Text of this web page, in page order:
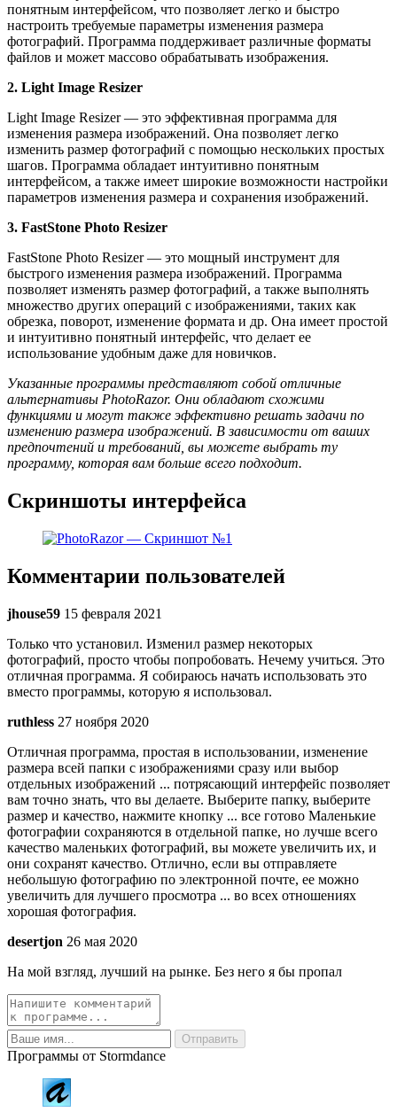
понятным интерфейсом, что позволяет легко и быстро
настроить требуемые параметры изменения размера
фотографий. Программа поддерживает различные форматы
файлов и может массово обрабатывать изображения.
2. Light Image Resizer
Light Image Resizer — это эффективная программа для
изменения размера изображений. Она позволяет легко
изменить размер фотографий с помощью нескольких простых
шагов. Программа обладает интуитивно понятным
интерфейсом, а также имеет широкие возможности настройки
параметров изменения размера и сохранения изображений.
3. FastStone Photo Resizer
FastStone Photo Resizer — это мощный инструмент для
быстрого изменения размера изображений. Программа
позволяет изменять размер фотографий, а также выполнять
множество других операций с изображениями, таких как
обрезка, поворот, изменение формата и др. Она имеет простой
и интуитивно понятный интерфейс, что делает ее
использование удобным даже для новичков.
Указанные программы представляют собой отличные
альтернативы PhotoRazor. Они обладают схожими
функциями и могут также эффективно решать задачи по
изменению размера изображений. В зависимости от ваших
предпочтений и требований, вы можете выбрать ту
программу, которая вам больше всего подходит.
Скриншоты интерфейса
Комментарии пользователей
jhouse59 15 февраля 2021
Только что установил. Изменил размер некоторых
фотографий, просто чтобы попробовать. Нечему учиться. Это
отличная программа. Я собираюсь начать использовать это
вместо программы, которую я использовал.
ruthless 27 ноября 2020
Отличная программа, простая в использовании, изменение
размера всей папки с изображениями сразу или выбор
отдельных изображений ... потрясающий интерфейс позволяет
вам точно знать, что вы делаете. Выберите папку, выберите
размер и качество, нажмите кнопку ... все готово Маленькие
фотографии сохраняются в отдельной папке, но лучше всего
качество маленьких фотографий, вы можете увеличить их, и
они сохранят качество. Отлично, если вы отправляете
небольшую фотографию по электронной почте, ее можно
увеличить для лучшего просмотра ... во всех отношениях
хорошая фотография.
desertjon 26 мая 2020
На мой взгляд, лучший на рынке. Без него я бы пропал
Программы от Stormdance